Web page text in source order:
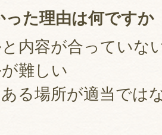
た理由は何ですか
内容が合っていな
難しい
る場所が適当では